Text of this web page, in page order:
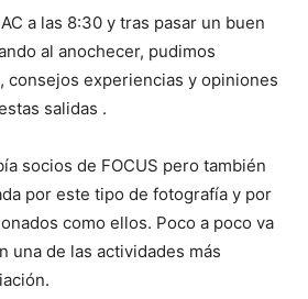
a las 8:30 y tras pasar un buen
al anochecer, pudimos
consejos experiencias y opiniones
salidas .
socios de FOCUS pero también
por este tipo de fotografía y por
como ellos. Poco a poco va
una de las actividades más